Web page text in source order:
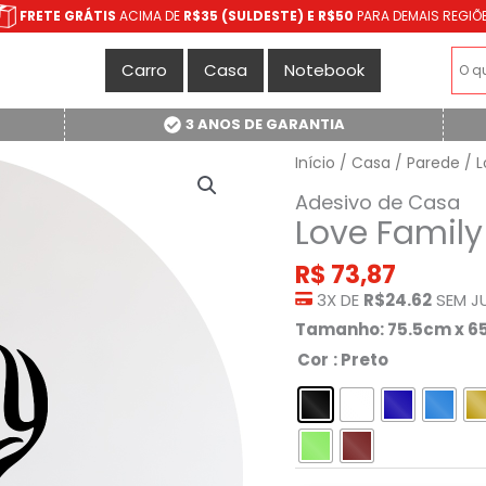
FRETE GRÁTIS ACIMA DE R$35 (SULDESTE) E R$50 PARA DEMAIS
Carro Casa Notebook
3 ANOS DE GARANTIA
Início / Casa / Parede /
Adesivo de Casa
Love Family
R$ 73,87
3X DE R$24.62SEM
Tamanho: 75.5cm x
Cor : Preto